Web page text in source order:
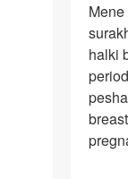
Mene
first
time
sex
kiya
tha…
halki